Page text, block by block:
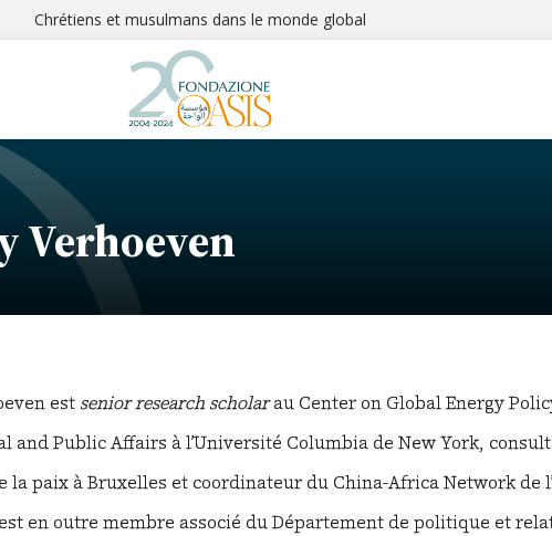
Chrétiens et musulmans dans le monde global
Verhoeven
est senior research scholarau Center on Global Energy
and Public Affairs à l’Université Columbia de New York,
la paix à Bruxelles et coordinateur du China-Africa Network de
en outre membre associé du Département de politique et